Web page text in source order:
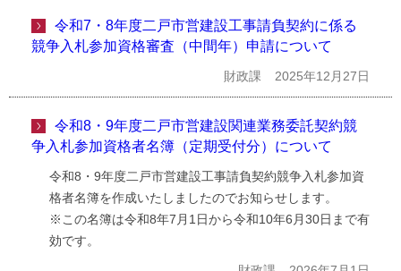
令和7・8年度二戸市営建設工事請負契約に係る
競争入札参加資格審査（中間年）申請について
財政課 2025年12月27日
令和8・9年度二戸市営建設関連業務委託契約競
争入札参加資格者名簿（定期受付分）について
令和8・9年度二戸市営建設工事請負契約競争入札参加資
格者名簿を作成いたしましたのでお知らせします。
※この名簿は令和8年7月1日から令和10年6月30日まで有
効です。